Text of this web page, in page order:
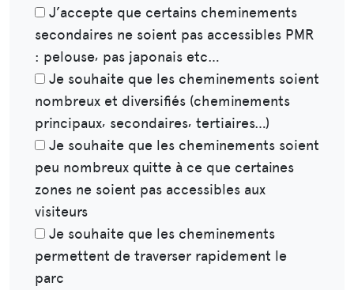
J’accepte que certains cheminements
secondaires ne soient pas accessibles PMR
: pelouse⸴ pas japonais etc…
Je souhaite que les cheminements soient
nombreux et diversifiés (cheminements
principaux⸴ secondaires⸴ tertiaires…)
Je souhaite que les cheminements soient
peu nombreux quitte à ce que certaines
zones ne soient pas accessibles aux
visiteurs
Je souhaite que les cheminements
permettent de traverser rapidement le
parc